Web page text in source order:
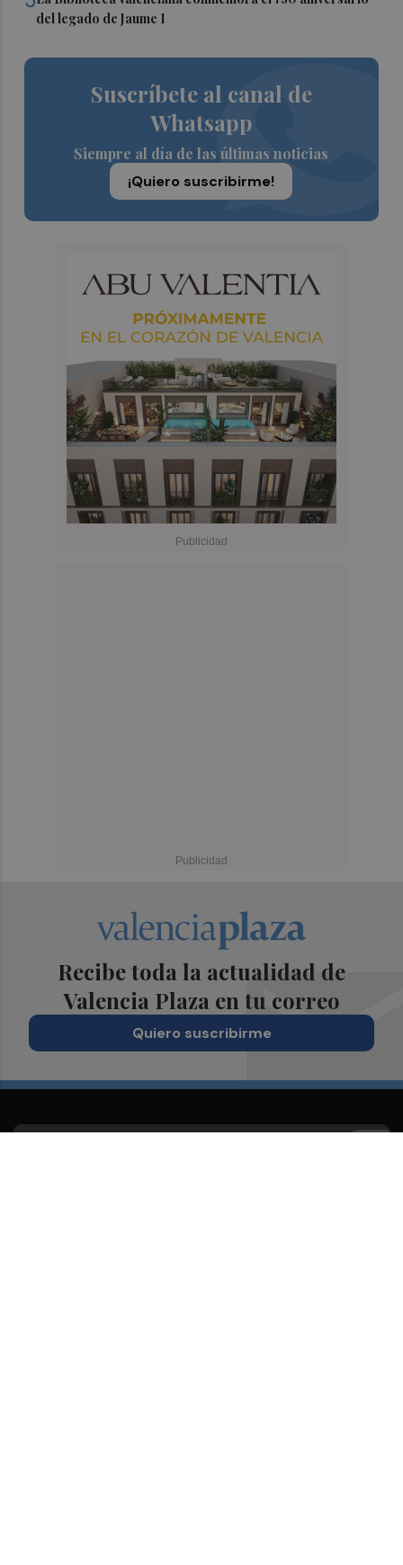
del legado de Jaume I
Suscríbete al canal de
Whatsapp
Siempre al día de las últimas noticias
¡Quiero suscribirme!
Recibe toda la actualidad de
Valencia Plaza en tu correo
Quiero suscribirme